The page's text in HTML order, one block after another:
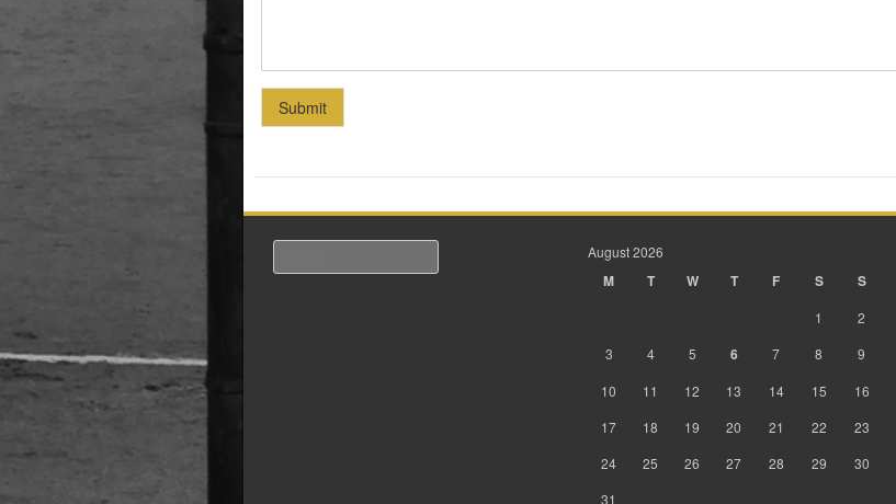
Submit
August 2026
M T W T F S S
1
2
3
4 5 6 7 8
9
10
11 12 13 14 15
16
17
18 19 20 21 22
23
24
25 26 27 28 29
30
31